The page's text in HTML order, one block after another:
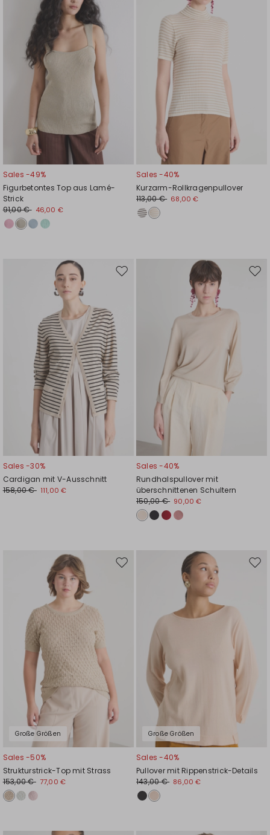
Sales -49%
Figurbetontes Top aus Lamé-
Strick
91,00 € 46,00 €
Sales -40%
Kurzarm-Rollkragenpullover
113,00 € 68,00 €
Auf
Sales -30%
Cardigan mit V-Ausschnitt
158,00 € 111,00 €
Auf
Sales -40%
Rundhalspullover mit
überschnittenen Schultern
150,00 € 90,00 €
Große Größen
Auf
Sales -50%
Strukturstrick-Top mit Strass
153,00 € 77,00 €
Große Größen
Auf
Sales -40%
Pullover mit Rippenstrick-Details
143,00 € 86,00 €